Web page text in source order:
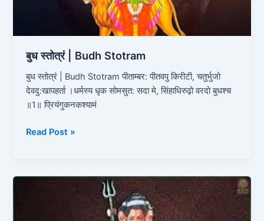
बुध स्तोत्रं | Budh Stotram
बुध स्तोत्रं | Budh Stotram पीताम्बर: पीतवपु किरीटी, चतुर्भुजो
देवदु:खापहर्ता ।धर्मस्य धृक सोमसुत: सदा मे, सिंहाधिरुढ़ो वरदो बुधश्च
॥1॥ प्रियंगुकनकश्यामं
Read Post »